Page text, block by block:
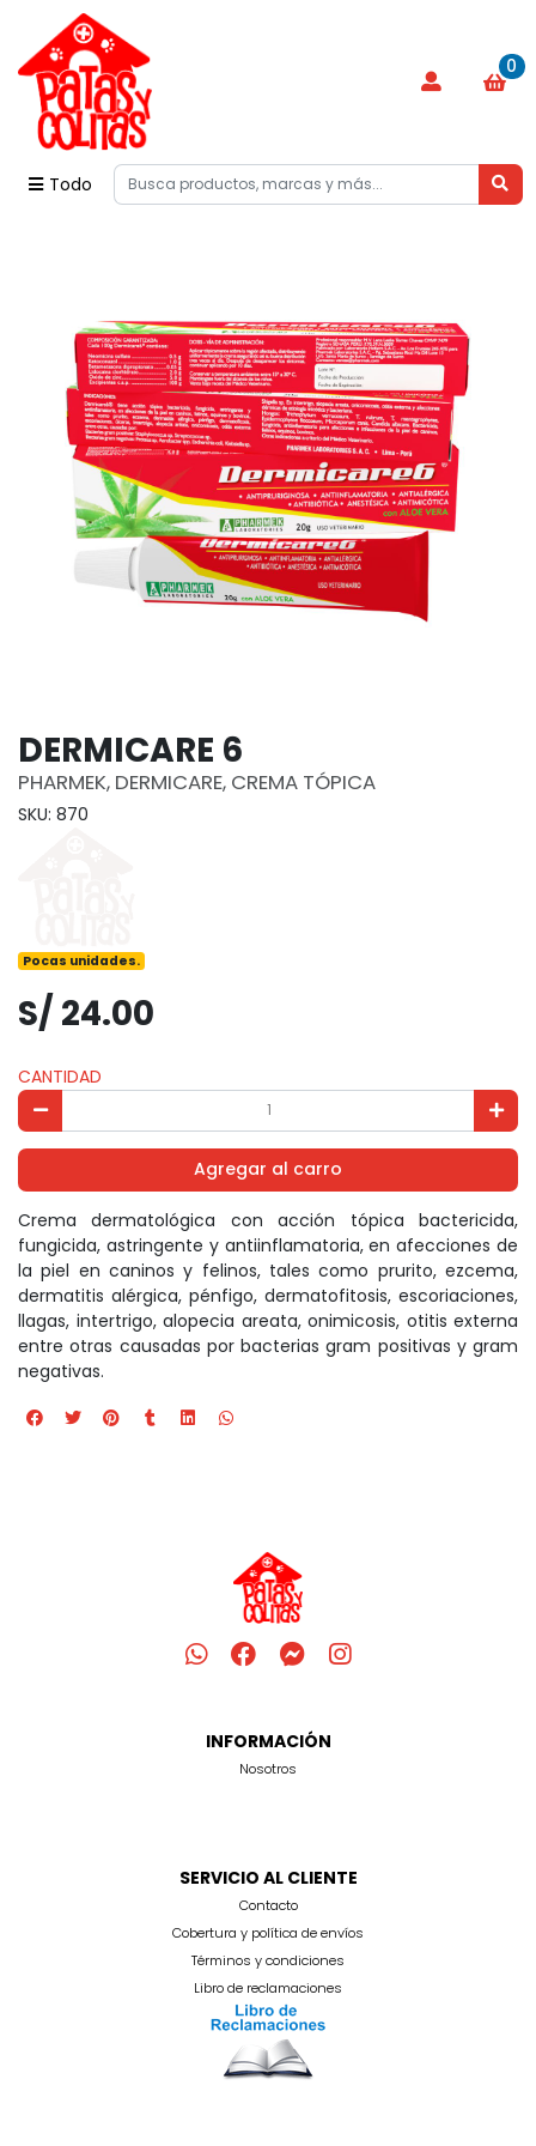
Todo
0
DERMICARE 6
PHARMEK, DERMICARE, CREMA TÓPICA
SKU: 870
Pocas unidades.
S/ 24.00
CANTIDAD
Agregar al carro
Crema dermatológica con acción tópica bactericida,
fungicida, astringente y antiinflamatoria, en afecciones de
la piel en caninos y felinos, tales como prurito, ezcema,
dermatitis alérgica, pénfigo, dermatofitosis, escoriaciones,
llagas, intertrigo, alopecia areata, onimicosis, otitis externa
entre otras causadas por bacterias gram positivas y gram
negativas.
INFORMACIÓN
Nosotros
SERVICIO AL CLIENTE
Contacto
Cobertura y política de envíos
Términos y condiciones
Libro de reclamaciones